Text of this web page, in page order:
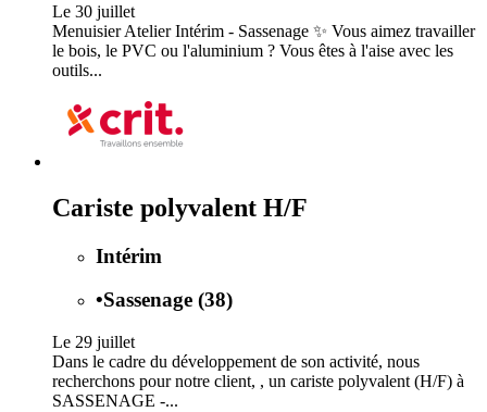
Le 30 juillet
Menuisier Atelier Intérim - Sassenage ✨ Vous aimez travailler
le bois, le PVC ou l'aluminium ? Vous êtes à l'aise avec les
outils...
Cariste polyvalent H/F
Intérim
•Sassenage (38)
Le 29 juillet
Dans le cadre du développement de son activité, nous
recherchons pour notre client, , un cariste polyvalent (H/F) à
SASSENAGE -...